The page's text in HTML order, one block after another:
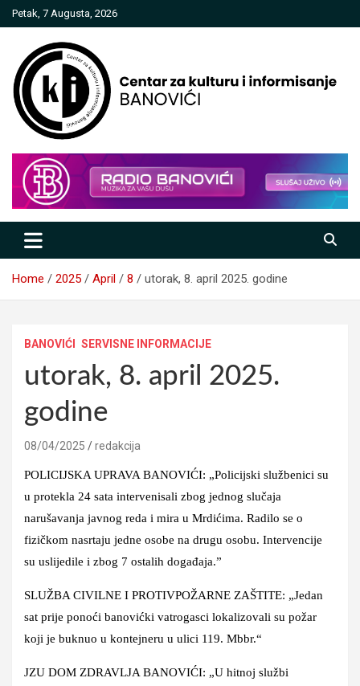
Skip
to
Petak, 7 Augusta, 2026
Centar za kulturu i informisanje
Banovići
Home 2025 April 8 utorak, 8. april 2025. godine
BANOVIĆI SERVISNE INFORMACIJE
utorak, 8. april 2025.
godine
08/04/2025 redakcija
POLICIJSKA UPRAVA BANOVIĆI: „Policijski službenici su
u protekla 24 sata intervenisali zbog jednog slučaja
narušavanja javnog reda i mira u Mrdićima. Radilo se o
fizičkom nasrtaju jedne osobe na drugu osobu. Intervencije
su uslijedile i zbog 7 ostalih događaja.”
SLUŽBA CIVILNE I PROTIVPOŽARNE ZAŠTITE: „Jedan
sat prije ponoći banovićki vatrogasci lokalizovali su požar
koji je buknuo u kontejneru u ulici 119. Mbbr.“
JZU DOM ZDRAVLJA BANOVIĆI: „U hitnoj službi